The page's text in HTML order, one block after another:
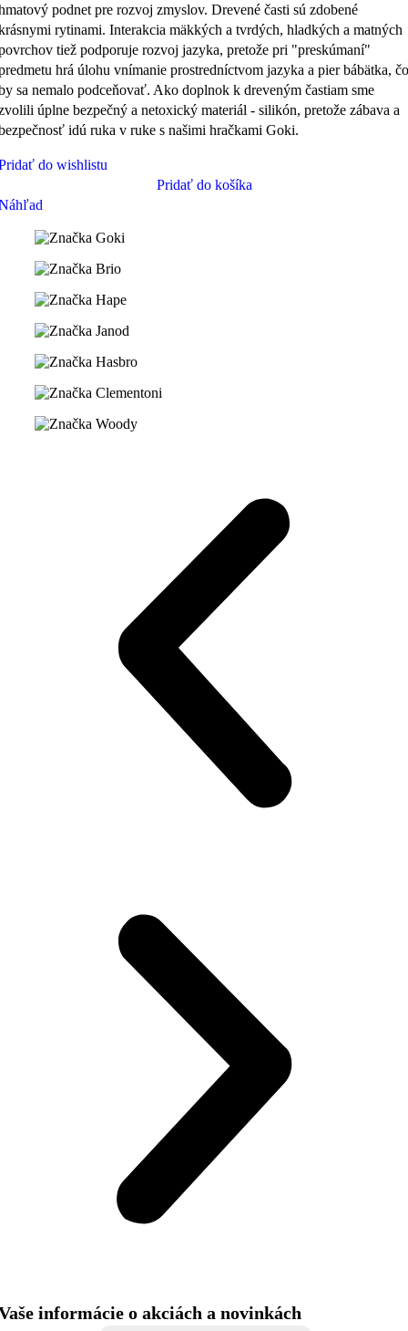
podnet pre rozvoj zmyslov. Drevené časti sú zdobené
rytinami. Interakcia mäkkých a tvrdých, hladkých a matných
tiež podporuje rozvoj jazyka, pretože pri "preskúmaní"
hrá úlohu vnímanie prostredníctvom jazyka a pier bábätka, čo
sa nemalo podceňovať. Ako doplnok k dreveným častiam sme
úplne bezpečný a netoxický materiál - silikón, pretože zábava a
idú ruka v ruke s našimi hračkami Goki.
do wishlistu
Pridať do košíka
informácie o akciách a novinkách